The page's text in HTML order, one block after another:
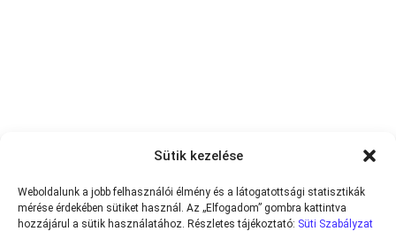
Sütik kezelése
Weboldalunk a jobb felhasználói élmény és a látogatottsági statisztikák
mérése érdekében sütiket használ. Az „Elfogadom” gombra kattintva
hozzájárul a sütik használatához. Részletes tájékoztató: Süti Szabályzat